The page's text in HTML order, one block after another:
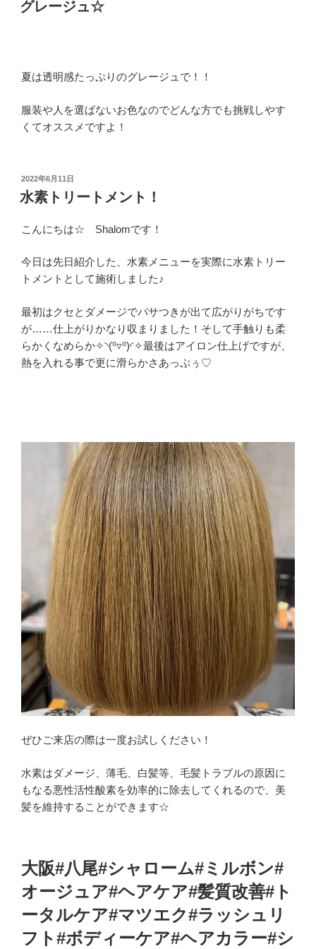
日:
グレージュ☆
夏は透明感たっぷりのグレージュで！！
服装や人を選ばないお色なのでどんな方でも挑戦しやす
くてオススメですよ！
投
稿
日:
2022年6月11日
水素トリートメント！
こんにちは☆ Shalomです！
今日は先日紹介した、水素メニューを実際に水素トリー
トメントとして施術しました♪
最初はクセとダメージでパサつきが出て広がりがちです
が……仕上がりかなり収まりました！そして手触りも柔
らかくなめらか✧◝(⁰▿⁰)◜✧最後はアイロン仕上げですが、
熱を入れる事で更に滑らかさあっぷぅ♡
ぜひご来店の際は一度お試しください！
水素はダメージ、薄毛、白髪等、毛髪トラブルの原因に
もなる悪性活性酸素を効率的に除去してくれるので、美
髪を維持することができます☆
大阪#八尾#シャローム#ミルボン#
オージュア#ヘアケア#髪質改善#ト
ータルケア#マツエク#ラッシュリ
フト#ボディーケア#ヘアカラー#シ